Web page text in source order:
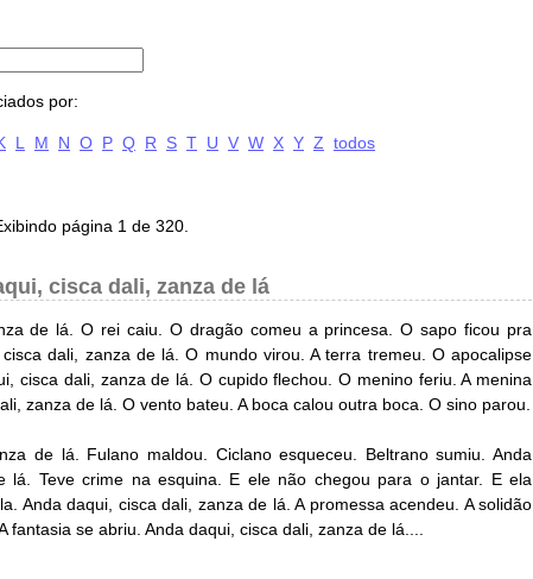
por:
L M N O P Q R S T U V W X Y Z todos
página 1 de 320.
cisca dali, zanza de lá
de lá. O rei caiu. O dragão comeu a princesa. O sapo ficou pra
dali, zanza de lá. O mundo virou. A terra tremeu. O apocalipse
cisca dali, zanza de lá. O cupido flechou. O menino feriu. A menina
zanza de lá. O vento bateu. A boca calou outra boca. O sino parou.
de lá. Fulano maldou. Ciclano esqueceu. Beltrano sumiu. Anda
lá. Teve crime na esquina. E ele não chegou para o jantar. E ela
Anda daqui, cisca dali, zanza de lá. A promessa acendeu. A solidão
fantasia se abriu. Anda daqui, cisca dali, zanza de lá....